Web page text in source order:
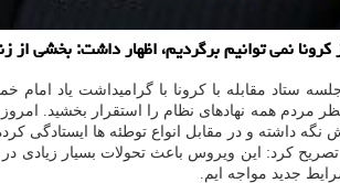
نمی توانیم برگردیم، اظهار داشت: بخشی از
ستاد مقابله با کرونا با گرامیداشت یاد امام
داشته و در مقابل انواع توطئه ها ایستادگی
تصریح کرد: این ویروس باعث تحولات بسیار
جدید مواجه ایم.